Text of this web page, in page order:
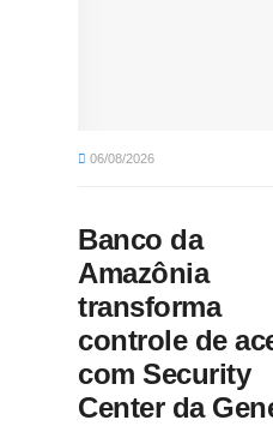
06/08/2026
Banco da
Amazônia
transforma
controle de
com Security
Center da